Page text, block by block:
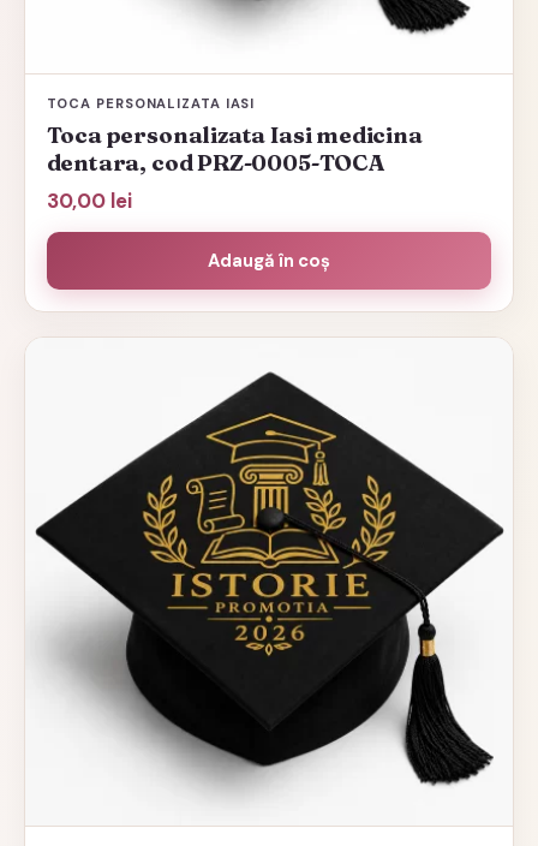
TOCA PERSONALIZATA IASI
Toca personalizata Iasi medicina
dentara, cod PRZ-0005-TOCA
30,00 lei
Adaugă în coș